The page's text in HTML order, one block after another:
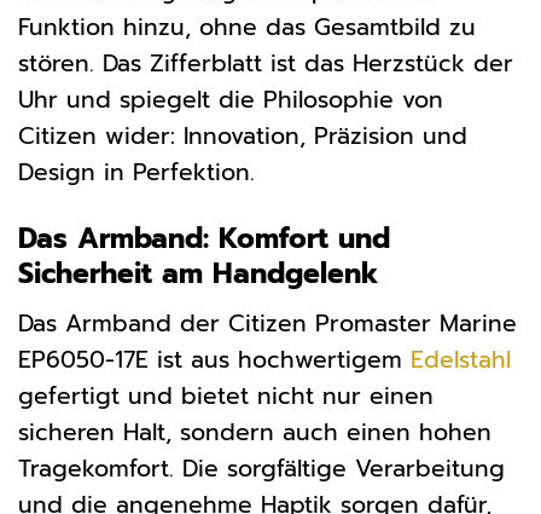
Funktion hinzu, ohne das Gesamtbild zu
stören. Das Zifferblatt ist das Herzstück der
Uhr und spiegelt die Philosophie von
Citizen wider: Innovation, Präzision und
Design in Perfektion.
Das Armband: Komfort und
Sicherheit am Handgelenk
Das Armband der Citizen Promaster Marine
EP6050-17E ist aus hochwertigem Edelstahl
gefertigt und bietet nicht nur einen
sicheren Halt, sondern auch einen hohen
Tragekomfort. Die sorgfältige Verarbeitung
und die angenehme Haptik sorgen dafür,